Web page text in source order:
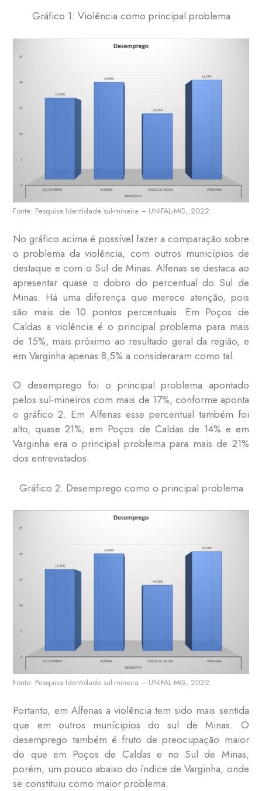
Gráfico 1: Violência como principal problema
Fonte: Pesquisa Identidade sul-mineira – UNIFAL-MG, 2022.
No gráfico acima é possível fazer a comparação sobre
o problema da violência, com outros municípios de
destaque e com o Sul de Minas. Alfenas se destaca ao
apresentar quase o dobro do percentual do Sul de
Minas. Há uma diferença que merece atenção, pois
são mais de 10 pontos percentuais. Em Poços de
Caldas a violência é o principal problema para mais
de 15%, mais próximo ao resultado geral da região, e
em Varginha apenas 8,5% a consideraram como tal.
O desemprego foi o principal problema apontado
pelos sul-mineiros com mais de 17%, conforme aponta
o gráfico 2. Em Alfenas esse percentual também foi
alto, quase 21%; em Poços de Caldas de 14% e em
Varginha era o principal problema para mais de 21%
dos entrevistados.
Gráfico 2: Desemprego como o principal problema
Fonte: Pesquisa Identidade sul-mineira – UNIFAL-MG, 2022.
Portanto, em Alfenas a violência tem sido mais sentida
que em outros munícipios do sul de Minas. O
desemprego também é fruto de preocupação maior
do que em Poços de Caldas e no Sul de Minas,
porém, um pouco abaixo do índice de Varginha, onde
se constituiu como maior problema.